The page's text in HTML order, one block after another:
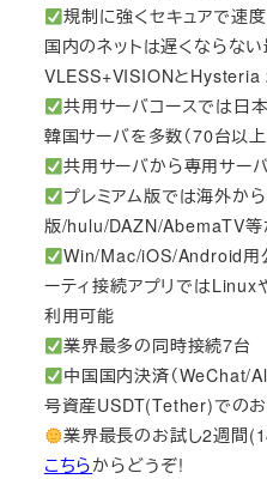
規制に強くセキュアで速
国内のネットは遅くならな
VLESS+VISIONとHysteria
共用サーバコースでは日
韓国サーバを多数（70台以
共用サーバから専用サー
プレミアム版では海外か
版/hulu/DAZN/AbemaTV等
Win/Mac/iOS/Android用
ーティ接続アプリでは
利用可能
業界最多の同時接続7台
中国国内決済（WeChat/
号資産USDT(Tether)での
業界最長のお試し2週間
こちらからどうぞ!